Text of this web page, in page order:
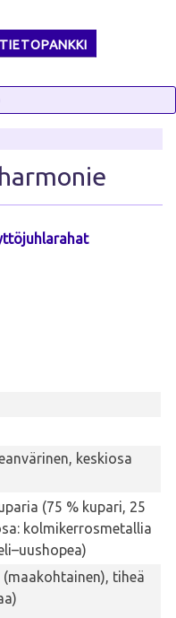
TIETOPANKKI
keskiosa
(75 % kupari, 25
kolmikerrosmetallia
tiheä